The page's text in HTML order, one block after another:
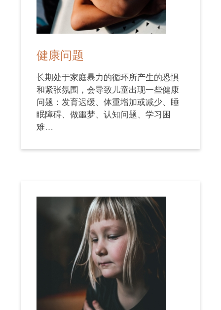
健康问题
长期处于家庭暴力的循环所产生的恐惧
和紧张氛围，会导致儿童出现一些健康
问题：发育迟缓、体重增加或减少、睡
眠障碍、做噩梦、认知问题、学习困
难…